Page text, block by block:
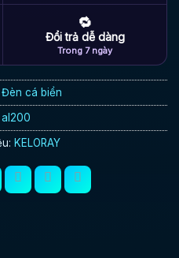
🔁
Đổi trả dễ dàng
Trong 7 ngày
Đèn cá biển
al200
KELORAY